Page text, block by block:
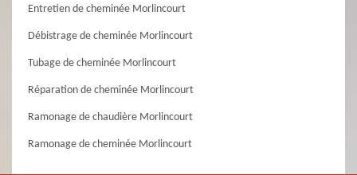
Entretien de cheminée Morlincourt
Débistrage de cheminée Morlincourt
Tubage de cheminée Morlincourt
Réparation de cheminée Morlincourt
Ramonage de chaudière Morlincourt
Ramonage de cheminée Morlincourt